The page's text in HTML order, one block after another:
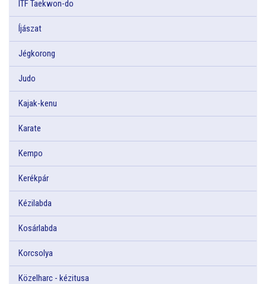
ITF Taekwon-do
Íjászat
Jégkorong
Judo
Kajak-kenu
Karate
Kempo
Kerékpár
Kézilabda
Kosárlabda
Korcsolya
Közelharc - kézitusa